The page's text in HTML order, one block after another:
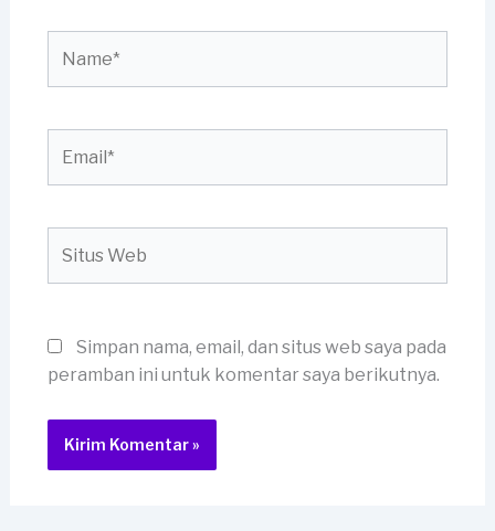
Web
Simpan nama, email, dan situs web saya pada
peramban ini untuk komentar saya berikutnya.